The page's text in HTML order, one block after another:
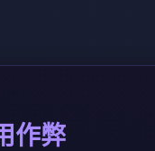
作弊